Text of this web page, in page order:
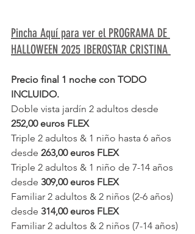
Pincha Aquí para ver el PROGRAMA DE
HALLOWEEN 2025 IBEROSTAR CRISTINA
Precio final 1 noche con TODO
INCLUIDO.
Doble vista jardín 2 adultos desde
252,00 euros FLEX
Triple 2 adultos & 1 niño hasta 6 años
desde 263,00 euros FLEX
Triple 2 adultos & 1 niño de 7-14 años
desde 309,00 euros FLEX
Familiar 2 adultos & 2 niños (2-6 años)
desde 314,00 euros FLEX
Familiar 2 adultos & 2 niños (7-14 años)